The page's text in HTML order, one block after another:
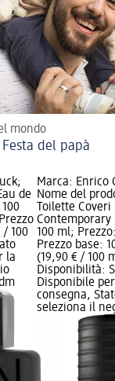
mondo
del papà
de
/ 100
la
Marca: Enrico
Nome del
Toilette Coveri
Contemporary
100 ml;
Prezzo base:
(19,90 € / 100
Disponibilità:
Disponibile
consegna,
seleziona il